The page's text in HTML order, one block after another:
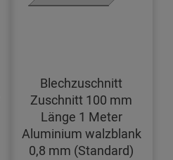
Blechzuschnitt
Zuschnitt 100 mm
Länge 1 Meter
Aluminium walzblank
0,8 mm (Standard)